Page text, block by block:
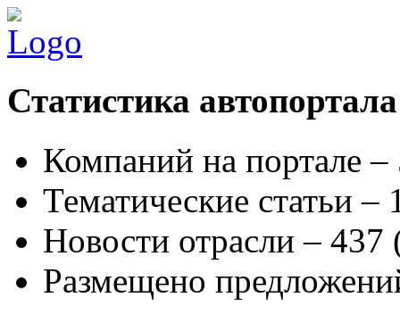
Статистика автопортала
Компаний на портале
Тематические статьи –
Новости отрасли – 437
Размещено